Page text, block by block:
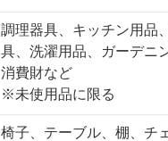
調理器具、キッチン用品
具、洗濯用品、ガーデニ
消費財など
※未使用品に限る
椅子、テーブル、棚、チ